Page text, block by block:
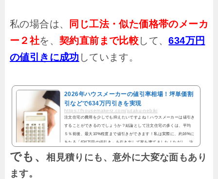
私の場合は、
同じ工法・似た価格帯のメーカ
ー２社を、契約直前まで比較して、634万円
の値引きに成功 しています。
2026年ハウスメーカーの値引率相場！坪単価割
引などで634万円引きを実現
https://housemakerz.com/jutaku-nebiki
注文住宅の費用を少しでも抑えたいですよね！ハウスメーカーは値引き
することができるのでしょうか？結論として注文住宅の多くは、平均
５％前後、最大10%程度まで値引きができます！私は実際に、約16%に
あたる「634万円の値引き」を引き出して家を建てました！ただし、注
きず終わってしまいます。この記事では、注文住宅・ハウスメーカーの
でも、相見積りにも、意外に大変な面もあり
ます。